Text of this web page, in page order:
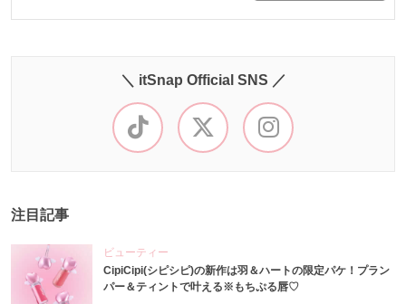
＼ itSnap Official SNS ／
注目記事
ビューティー
CipiCipi(シピシピ)の新作は羽＆ハートの限定パケ！プラン
パー＆ティントで叶える※もちぷる唇♡